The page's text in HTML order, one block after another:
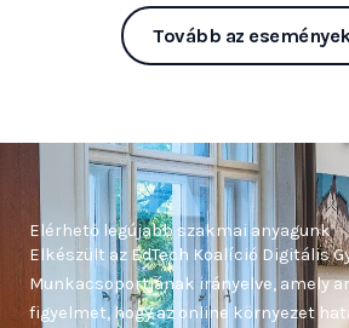
Tovább az
Elérhető legújabb szakmai anyagunk
Elkészült az EdTech Koalíció Digitális
Munkacsoportjának irányelve, amely
figyelmet, hogy az online környezet